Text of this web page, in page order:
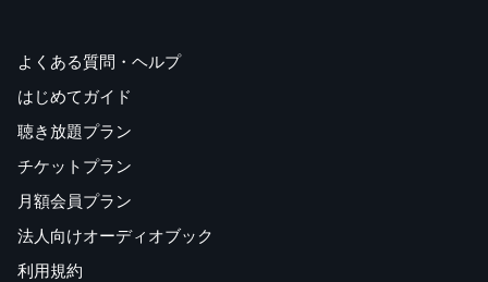
よくある質問・ヘルプ
はじめてガイド
聴き放題プラン
チケットプラン
月額会員プラン
法人向けオーディオブック
利用規約